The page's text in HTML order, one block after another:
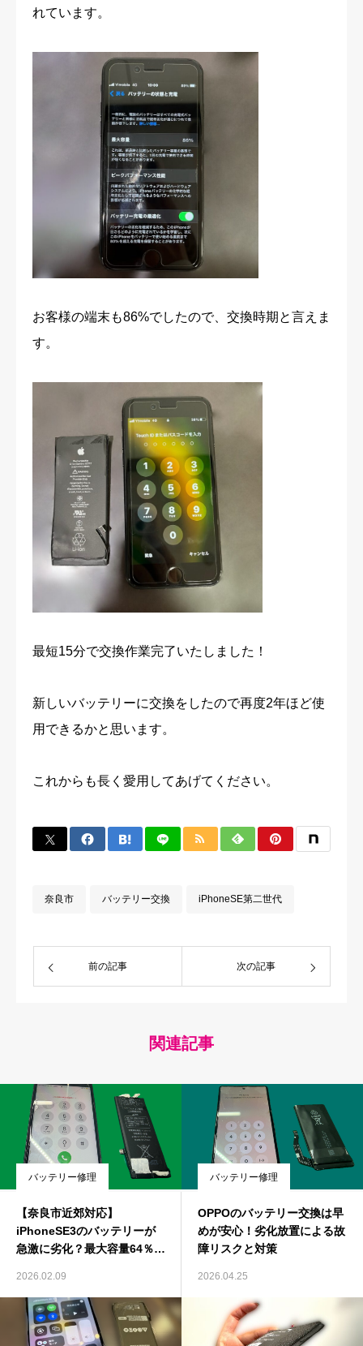
れています。
お客様の端末も86%でしたので、交換時期と言えま
す。
最短15分で交換作業完了いたしました！
新しいバッテリーに交換をしたので再度2年ほど使
用できるかと思います。
これからも長く愛用してあげてください。
奈良市 バッテリー交換 iPhoneSE第二世代
前の記事 次の記事
関連記事
バッテリー修理
【奈良市近郊対応】
iPhoneSE3のバッテリーが
急激に劣化？最大容量64％の
2026.02.09
バッテリー修理
OPPOのバッテリー交換は早
めが安心！劣化放置による故
障リスクと対策
2026.04.25